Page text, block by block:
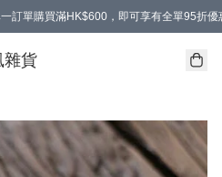
訂單購買滿HK$600，即可享有全單95折優
單消費購物滿HK$680(折扣後），可享有
雜貨